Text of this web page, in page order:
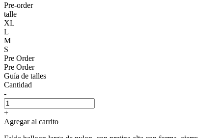
Pre-order
talle
XL
L
M
S
Pre Order
Pre Order
Guía de talles
Cantidad
-
+
Agregar al carrito